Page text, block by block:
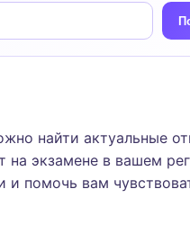
найти актуальные
экзамене в вашем
и помочь вам